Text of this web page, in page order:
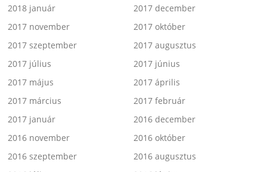
2018 január
2017 december
2017 november
2017 október
2017 szeptember
2017 augusztus
2017 július
2017 június
2017 május
2017 április
2017 március
2017 február
2017 január
2016 december
2016 november
2016 október
2016 szeptember
2016 augusztus